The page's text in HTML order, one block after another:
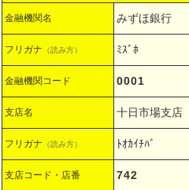
金融機関名 みずほ銀行
フリガナ （読み方） ﾐｽﾞﾎ
金融機関コード 0001
支店名 十日市場支店
フリガナ （読み方） ﾄｵｶｲﾁﾊﾞ
支店コード・店番 742